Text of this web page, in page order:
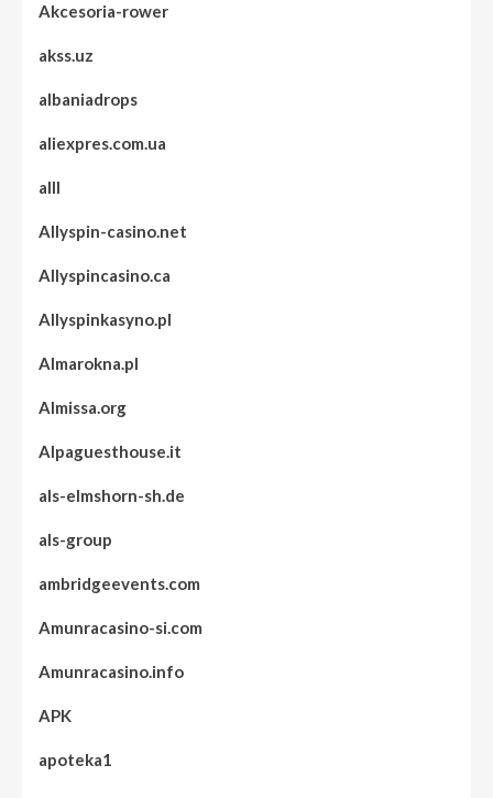
Akcesoria-rower
akss.uz
albaniadrops
aliexpres.com.ua
alll
Allyspin-casino.net
Allyspincasino.ca
Allyspinkasyno.pl
Almarokna.pl
Almissa.org
Alpaguesthouse.it
als-elmshorn-sh.de
als-group
ambridgeevents.com
Amunracasino-si.com
Amunracasino.info
APK
apoteka1